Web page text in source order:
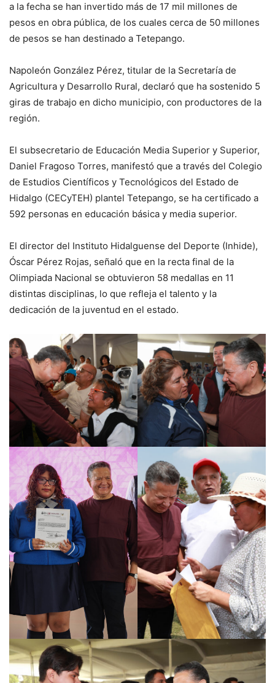
a la fecha se han invertido más de 17 mil millones de
pesos en obra pública, de los cuales cerca de 50 millones
de pesos se han destinado a Tetepango.
Napoleón González Pérez, titular de la Secretaría de
Agricultura y Desarrollo Rural, declaró que ha sostenido 5
giras de trabajo en dicho municipio, con productores de la
región.
El subsecretario de Educación Media Superior y Superior,
Daniel Fragoso Torres, manifestó que a través del Colegio
de Estudios Científicos y Tecnológicos del Estado de
Hidalgo (CECyTEH) plantel Tetepango, se ha certificado a
592 personas en educación básica y media superior.
El director del Instituto Hidalguense del Deporte (Inhide),
Óscar Pérez Rojas, señaló que en la recta final de la
Olimpiada Nacional se obtuvieron 58 medallas en 11
distintas disciplinas, lo que refleja el talento y la
dedicación de la juventud en el estado.